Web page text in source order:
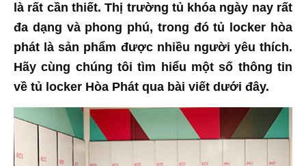
là rất cần thiết. Thị trường tủ khóa ngày nay rất
đa dạng và phong phú, trong đótủ locker hòa
phát là sản phẩm được nhiều người yêu thích.
Hãy cùng chúng tôi tìm hiểu một số thông tin
về tủ locker Hòa Phát qua bài viết dưới đây.